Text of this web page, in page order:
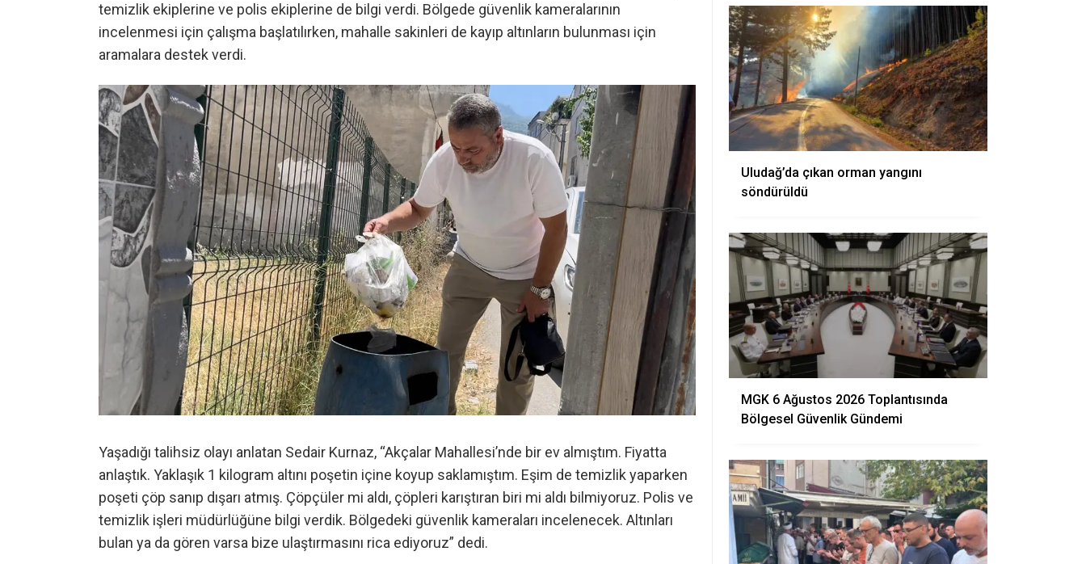
temizlik ekiplerine ve polis ekiplerine de bilgi verdi. Bölgede güvenlik kameralarının
incelenmesi için çalışma başlatılırken, mahalle sakinleri de kayıp altınların bulunması için
aramalara destek verdi.
Yaşadığı talihsiz olayı anlatan Sedair Kurnaz, “Akçalar Mahallesi’nde bir ev almıştım. Fiyatta
anlaştık. Yaklaşık 1 kilogram altını poşetin içine koyup saklamıştım. Eşim de temizlik yaparken
poşeti çöp sanıp dışarı atmış. Çöpçüler mi aldı, çöpleri karıştıran biri mi aldı bilmiyoruz. Polis ve
temizlik işleri müdürlüğüne bilgi verdik. Bölgedeki güvenlik kameraları incelenecek. Altınları
bulan ya da gören varsa bize ulaştırmasını rica ediyoruz” dedi.
Uludağ’da çıkan orman yangını
söndürüldü
MGK 6 Ağustos 2026 Toplantısında
Bölgesel Güvenlik Gündemi